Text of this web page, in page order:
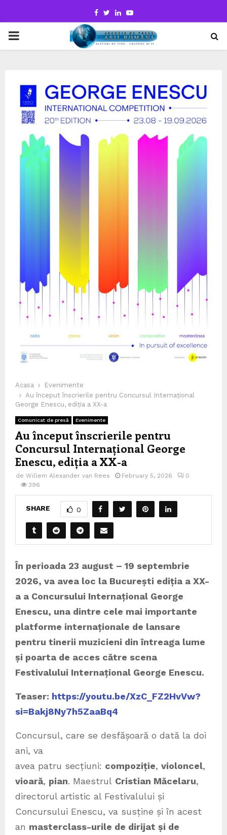
Facebook
TwitterLinkedinYoutube
PRIMARY
Acasa
Evenimente
Au început înscrierile pentru Concursul Internațional
George Enescu, ediția a XX-a
Comunicat de presă Evenimente
Au început înscrierile pentru
Concursul Internațional George
Enescu, ediția a XX-a
de Willem Alexander van Rees February 5, 2026
0
396
SHARE 0
În perioada 23 august – 19 septembrie
2026, va avea loc la București ediția a XX-
a a Concursului Internațional George
Enescu, una dintre cele mai importante
platforme internaționale de lansare
pentru tinerii muzicieni dinîntreaga lume
și poarta de acces către scena
Festivalului Internațional George Enescu.
Teaser: https://youtu.be/XzC_FZ2HvVw?
si=Bakj8Ny7h5ZaaBq4
Concursul, care se desfășoară o dată la doi
ani, va
avea patru secțiuni: compoziție, violoncel,
vioară, pian. Maestrul Cristian Măcelaru,
directorul artistic al Festivalului și
Concursului Enescu, va susține și în acest
an masterclass-urile de dirijat și de